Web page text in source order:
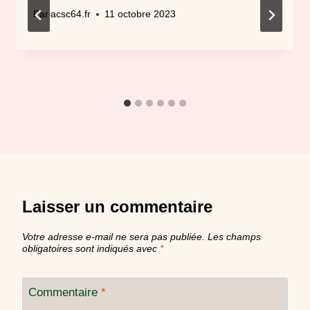
Par acsc64.fr 11 octobre 2023
Laisser un commentaire
Votre adresse e-mail ne sera pas publiée. Les champs
obligatoires sont indiqués avec *
Commentaire *